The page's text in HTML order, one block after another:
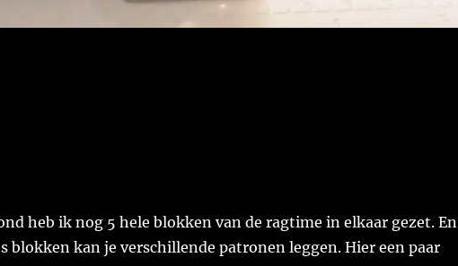
heb ik nog 5 hele blokken van de ragtime in elkaar gezet. En
blokken kan je verschillende patronen leggen. Hier een paar